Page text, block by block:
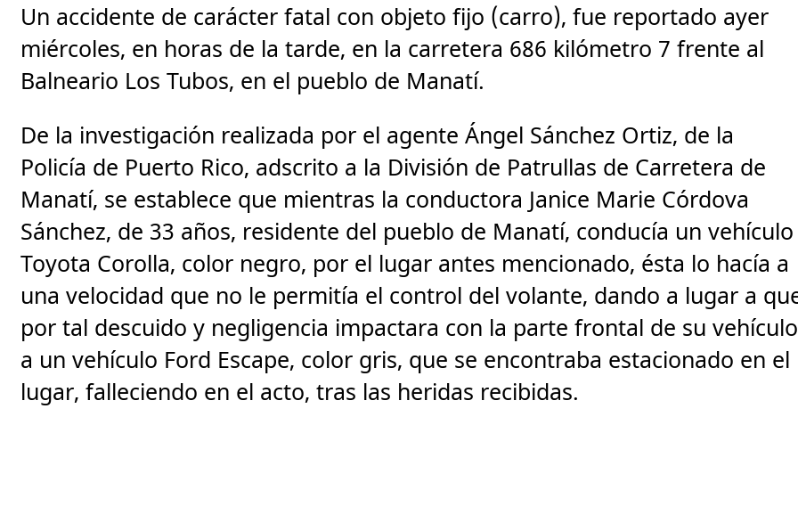
Un accidente de carácter fatal con objeto fijo (carro), fue reportado ayer
miércoles, en horas de la tarde, en la carretera 686 kilómetro 7 frente al
Balneario Los Tubos, en el pueblo de Manatí.
De la investigación realizada por el agente Ángel Sánchez Ortiz, de la
Policía de Puerto Rico, adscrito a la División de Patrullas de Carretera de
Manatí, se establece que mientras la conductora Janice Marie Córdova
Sánchez, de 33 años, residente del pueblo de Manatí, conducía un vehículo
Toyota Corolla, color negro, por el lugar antes mencionado, ésta lo hacía a
una velocidad que no le permitía el control del volante, dando a lugar a
por tal descuido y negligencia impactara con la parte frontal de su
a un vehículo Ford Escape, color gris, que se encontraba estacionado en el
lugar, falleciendo en el acto, tras las heridas recibidas.